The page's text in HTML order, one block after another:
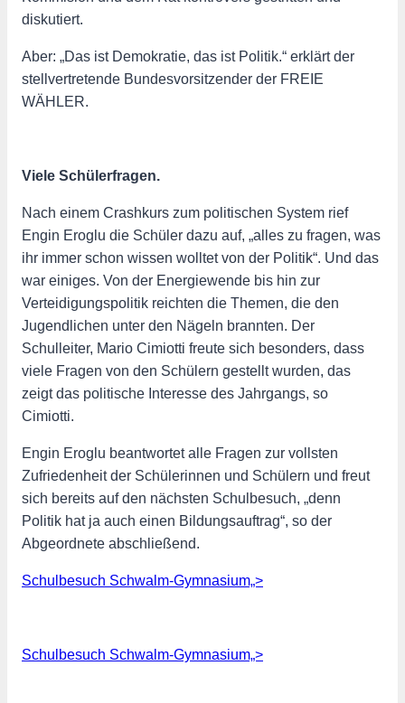
diskutiert.
Aber: „Das ist Demokratie, das ist Politik.“ erklärt der
stellvertretende Bundesvorsitzender der FREIE
WÄHLER.
Viele Schülerfragen.
Nach einem Crashkurs zum politischen System rief
Engin Eroglu die Schüler dazu auf, „alles zu fragen, was
ihr immer schon wissen wolltet von der Politik“. Und das
war einiges. Von der Energiewende bis hin zur
Verteidigungspolitik reichten die Themen, die den
Jugendlichen unter den Nägeln brannten. Der
Schulleiter, Mario Cimiotti freute sich besonders, dass
viele Fragen von den Schülern gestellt wurden, das
zeigt das politische Interesse des Jahrgangs, so
Cimiotti.
Engin Eroglu beantwortet alle Fragen zur vollsten
Zufriedenheit der Schülerinnen und Schülern und freut
sich bereits auf den nächsten Schulbesuch, „denn
Politik hat ja auch einen Bildungsauftrag“, so der
Abgeordnete abschließend.
Schulbesuch Schwalm-Gymnasium„>
Schulbesuch Schwalm-Gymnasium„>